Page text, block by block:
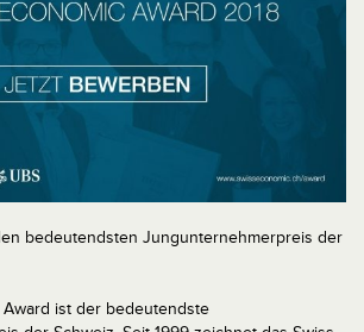
bedeutendsten Jungunternehmerpreis der
Award ist der bedeutendste